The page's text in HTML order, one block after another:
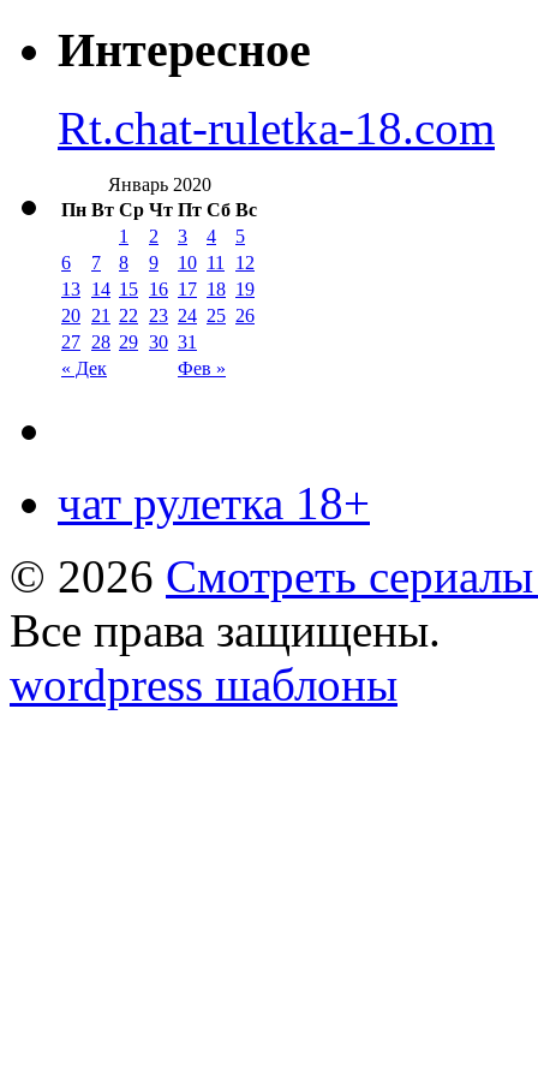
Интересное
Rt.chat-ruletka-18.com
Январь 2020
Пн Вт Ср Чт Пт Сб Вс
« Дек Фев »
1 2 3 4
5
6
7 8 9 10 11
12
13 14 15 16 17 18 19
20 21 22 23 24 25 26
27 28 29 30 31
чат рулетка 18+
© 2026 Смотреть
Все права защищены.
wordpress шаблоны